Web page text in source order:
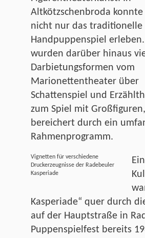
Altkötzschenbroda konnte
nicht nur das traditionelle
Handpuppenspiel
wurden darüber hinaus
Darbietungsformen vom
Marionettentheater über
Schattenspiel und
zum Spiel mit Großfiguren,
bereichert durch ein
Rahmenprogramm.
Vignetten für verschiedene
Druckerzeugnisse der Radebeuler
Kasperiade
Kasperiade“ quer durch
auf der Hauptstraße in
Puppenspielfest bereits